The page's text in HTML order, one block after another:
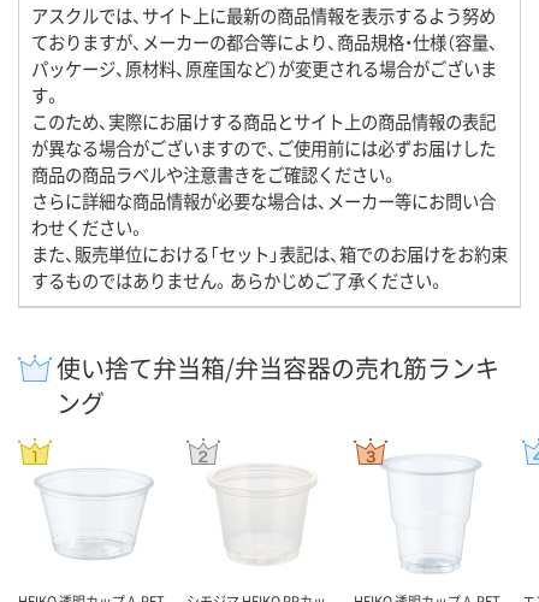
アスクルでは、サイト上に最新の商品情報を表示するよう努め
ておりますが、メーカーの都合等により、商品規格・仕様（容量、
パッケージ、原材料、原産国など）が変更される場合がございま
す。
このため、実際にお届けする商品とサイト上の商品情報の表記
が異なる場合がございますので、ご使用前には必ずお届けした
商品の商品ラベルや注意書きをご確認ください。
さらに詳細な商品情報が必要な場合は、メーカー等にお問い合
わせください。
また、販売単位における「セット」表記は、箱でのお届けをお約束
するものではありません。あらかじめご了承ください。
使い捨て弁当箱/弁当容器の売れ筋ランキ
ング